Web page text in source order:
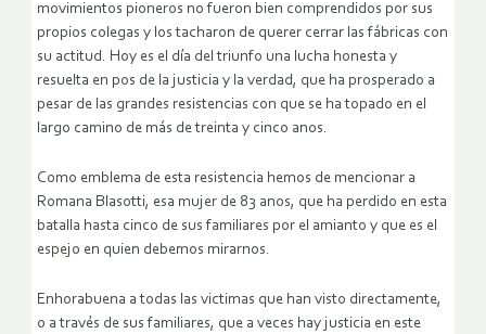
movimientos pioneros no fueron bien comprendidos por sus
propios colegas y los tacharon de querer cerrar las fábricas con
su actitud. Hoy es el día del triunfo una lucha honesta y
resuelta en pos de la justicia y la verdad, que ha prosperado a
pesar de las grandes resistencias con que se ha topado en el
largo camino de más de treinta y cinco anos.
Como emblema de esta resistencia hemos de mencionar a
Romana Blasotti, esa mujer de 83 anos, que ha perdido en esta
batalla hasta cinco de sus familiares por el amianto y que es el
espejo en quien debemos mirarnos.
Enhorabuena a todas las victimas que han visto directamente,
o a través de sus familiares, que a veces hay justicia en este